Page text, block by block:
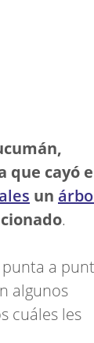
que cayó
un
.
a
algunos
cuáles les